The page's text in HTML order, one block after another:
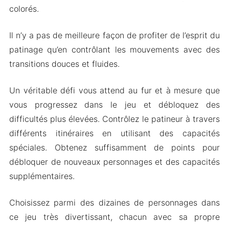
Mod APK Version de Roller Skating Girls
Caractéristiques du Mod
Téléchargez Roller Skating Girls Apk & MOD
pour Android 2024
colorés.
Il n’y a pas de meilleure façon de profiter de l’esprit du
patinage qu’en contrôlant les mouvements avec des
transitions douces et fluides.
Un véritable défi vous attend au fur et à mesure que
vous progressez dans le jeu et débloquez des
difficultés plus élevées. Contrôlez le patineur à travers
différents itinéraires en utilisant des capacités
spéciales. Obtenez suffisamment de points pour
débloquer de nouveaux personnages et des capacités
supplémentaires.
Choisissez parmi des dizaines de personnages dans
ce jeu très divertissant, chacun avec sa propre